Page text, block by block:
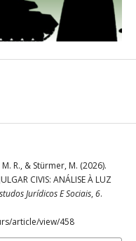
R., & Stürmer, M. (2026).
CIVIS: ANÁLISE À LUZ
Jurídicos E Sociais, 6.
article/view/458